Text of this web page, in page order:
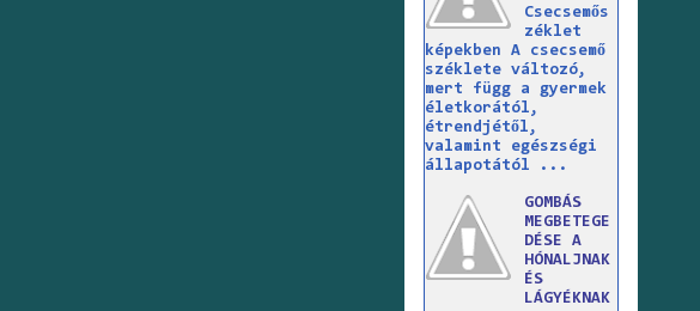
Csecsemős
zéklet
képekben A csecsemő
széklete változó,
mert függ a gyermek
életkorától,
étrendjétől,
valamint egészségi
állapotától ...
GOMBÁS
MEGBETEGE
DÉSE A
HÓNALJNAK
ÉS
LÁGYÉKNAK